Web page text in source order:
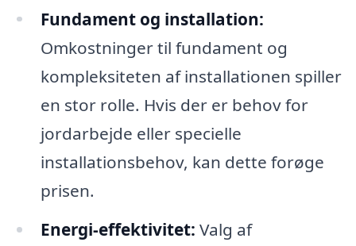
Fundament og installation:
Omkostninger til fundament og
kompleksiteten af installationen spiller
en stor rolle. Hvis der er behov for
jordarbejde eller specielle
installationsbehov, kan dette forøge
prisen.
Energi-effektivitet: Valg af